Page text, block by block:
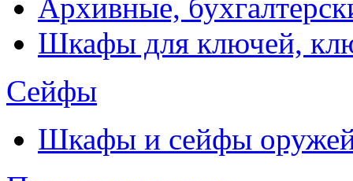
Архивные,
Шкафы для ключей,
Сейфы
Шкафы и сейфы